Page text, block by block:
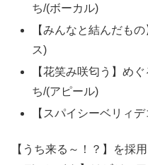
ち/(ボーカル)
【みんなと結んだも
ス)
【花笑み咲匂う】めぐ
ち/(アピール)
【スパイシーベリィ
【うち来る～！？】を採